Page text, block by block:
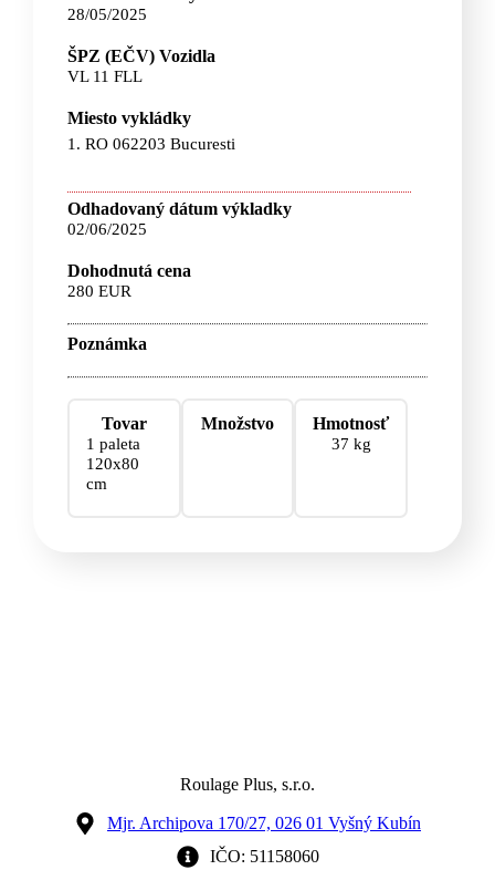
28/05/2025
ŠPZ (EČV) Vozidla
VL 11 FLL
Miesto vykládky
1. RO 062203 Bucuresti
Odhadovaný dátum výkladky
02/06/2025
Dohodnutá cena
280 EUR
Poznámka
Tovar
1 paleta
120x80
cm
Množstvo Hmotnosť
37 kg
Roulage Plus, s.r.o.
Mjr. Archipova 170/27, 026 01 Vyšný Kubín
IČO: 51158060